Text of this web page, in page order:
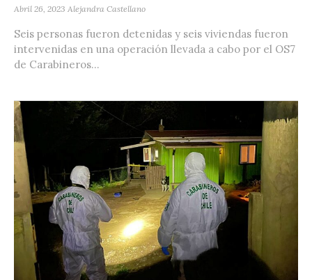
Abril 26, 2023 Alejandra Castellano
Seis personas fueron detenidas y seis viviendas fueron
intervenidas en una operación llevada a cabo por el OS7
de Carabineros...